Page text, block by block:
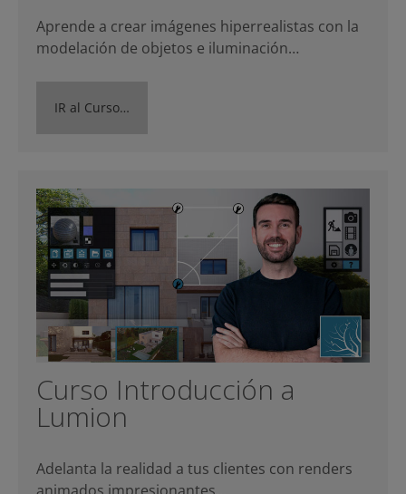
Aprende a crear imágenes hiperrealistas con la
modelación de objetos e iluminación…
IR al Curso…
Curso Introducción a
Lumion
Adelanta la realidad a tus clientes con renders